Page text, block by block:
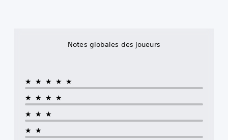
Notes globales des joueurs
★★★★★
★★★★
★★★
★★